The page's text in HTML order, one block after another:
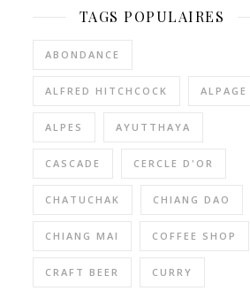
TAGS POPULAIRES
ABONDANCE
ALFRED HITCHCOCK ALPAGE
ALPES AYUTTHAYA
CASCADE CERCLE D'OR
CHATUCHAK CHIANG DAO
CHIANG MAI COFFEE SHOP
CRAFT BEER CURRY